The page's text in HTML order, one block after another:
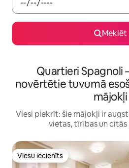
Meklēt
Quartieri Spagnoli
novērtētie tuvumā
mājokļi
Viesi piekrīt: šie mājokļi ir
vietas, tīrības un
Viesu iecienīts
Viesu iecienīts